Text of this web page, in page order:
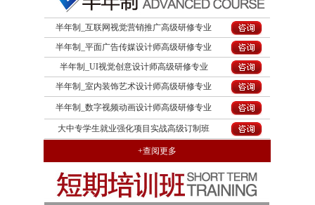
半年制_互联网视觉营销推广高级研修专业
半年制_平面广告传媒设计师高级研修专业
半年制_UI视觉创意设计师高级研修专业
半年制_室内装饰艺术设计师高级研修专业
半年制_数字视频动画设计师高级研修专业
大中专学生就业强化项目实战高级订制班
+查阅更多